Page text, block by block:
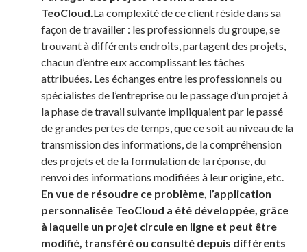
TeoCloud.La complexité de ce client réside dans sa
façon de travailler : les professionnels du groupe, se
trouvant à différents endroits, partagent des projets,
chacun d’entre eux accomplissant les tâches
attribuées. Les échanges entre les professionnels ou
spécialistes de l’entreprise ou le passage d’un projet à
la phase de travail suivante impliquaient par le passé
de grandes pertes de temps, que ce soit au niveau de la
transmission des informations, de la compréhension
des projets et de la formulation de la réponse, du
renvoi des informations modifiées à leur origine, etc.
En vue de résoudre ce problème, l’application
personnalisée TeoCloud a été développée, grâce
à laquelle un projet circule en ligne et peut être
modifié, transféré ou consulté depuis différents